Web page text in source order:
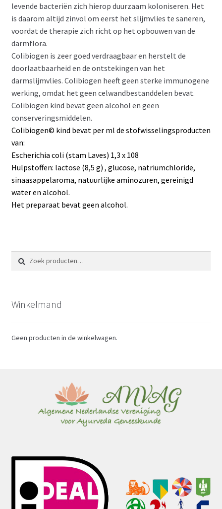
levende bacteriën zich hierop duurzaam koloniseren. Het
is daarom altijd zinvol om eerst het slijmvlies te saneren,
voordat de therapie zich richt op het opbouwen van de
darmflora.
Colibiogen is zeer goed verdraagbaar en herstelt de
doorlaatbaarheid en de ontstekingen van het
darmslijmvlies. Colibiogen heeft geen sterke immunogene
werking, omdat het geen celwandbestanddelen bevat.
Colibiogen kind bevat geen alcohol en geen
conserveringsmiddelen.
Colibiogen© kind bevat per ml de stofwisselingsproducten
van:
Escherichia coli (stam Laves) 1,3 x 108
Hulpstoffen: lactose (8,5 g) , glucose, natriumchloride,
sinaasappelaroma, natuurlijke aminozuren, gereinigd
water en alcohol.
Het preparaat bevat geen alcohol.
Zoeken
naar:
Zoeken
Winkelmand
Geen producten in de winkelwagen.